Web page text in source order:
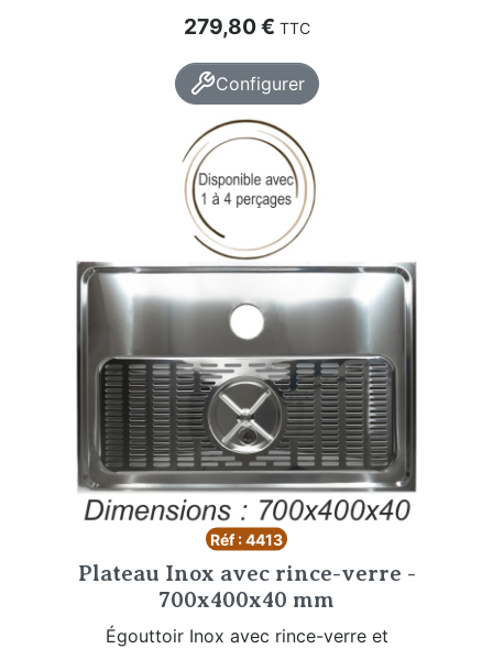
Prix
279,80 € TTC
Configurer
Réf : 4413
Plateau Inox avec rince-verre -
700x400x40 mm
Égouttoir Inox avec rince-verre et